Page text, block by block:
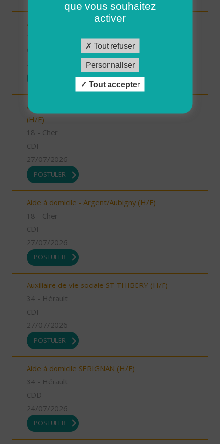
Aide-soignant/Aide-soignante à domicile (H/F)
Aide à domicile - Nérondes/Sancoins/La Guerche
(H/F)
18 - Cher
CDI
27/07/2026
POSTULER
Aide à domicile - Argent/Aubigny (H/F)
18 - Cher
CDI
27/07/2026
POSTULER
Auxiliaire de vie sociale ST THIBERY (H/F)
34 - Hérault
CDI
27/07/2026
POSTULER
Aide à domicile SERIGNAN (H/F)
34 - Hérault
CDD
24/07/2026
POSTULER
que vous souhaitez
activer
Tout refuser
Personnaliser
Tout accepter